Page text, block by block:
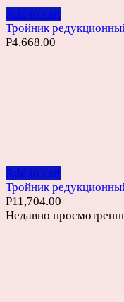
Add to cart
Тройник
Р4,668.00
Add to cart
Тройник
Р11,704.00
Недавно